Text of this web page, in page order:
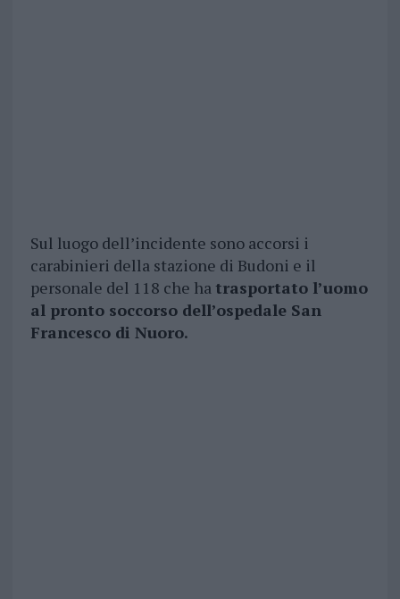
Sul luogo dell’incidente sono accorsi i
carabinieri della stazione di Budoni e il
personale del 118 che ha trasportato l’uomo
al pronto soccorso dell’ospedale San
Francesco di Nuoro.